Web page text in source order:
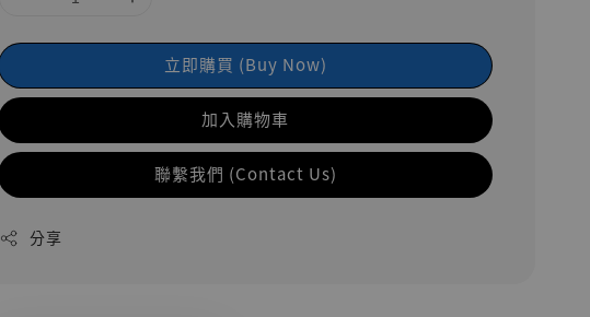
立即購買 (Buy Now)
加入購物車
聯繫我們 (Contact Us)
分享